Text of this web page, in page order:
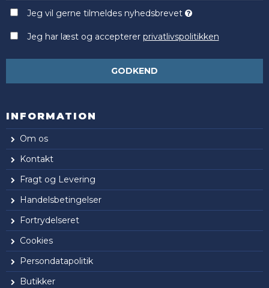
Jeg vil gerne tilmeldes nyhedsbrevet
Jeg har læst og accepterer privatlivspolitikken
GODKEND
INFORMATION
Om os
Kontakt
Fragt og Levering
Handelsbetingelser
Fortrydelseret
Cookies
Persondatapolitik
Butikker